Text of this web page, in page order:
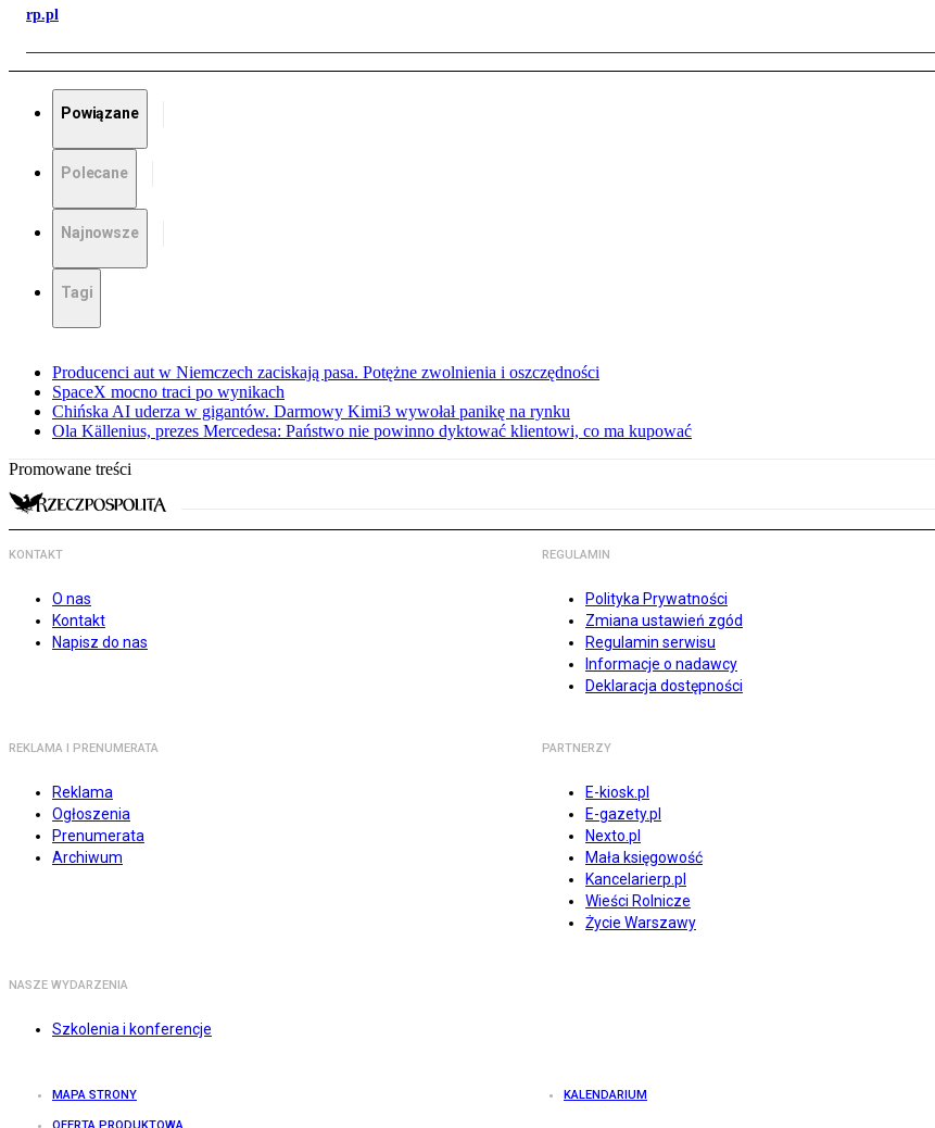
rp.pl
Powiązane
Polecane
Najnowsze
Tagi
Producenci aut w Niemczech zaciskają pasa. Potężne zwolnienia i oszczędności
SpaceX mocno traci po wynikach
Chińska AI uderza w gigantów. Darmowy Kimi3 wywołał panikę na rynku
Ola Källenius, prezes Mercedesa: Państwo nie powinno dyktować klientowi, co ma kupować
Promowane treści
KONTAKT
O nas
Kontakt
Napisz do nas
REGULAMIN
Polityka Prywatności
Zmiana ustawień zgód
Regulamin serwisu
Informacje o nadawcy
Deklaracja dostępności
REKLAMA I PRENUMERATA
Reklama
Ogłoszenia
Prenumerata
Archiwum
PARTNERZY
E-kiosk.pl
E-gazety.pl
Nexto.pl
Mała księgowość
Kancelarierp.pl
Wieści Rolnicze
Życie Warszawy
NASZE WYDARZENIA
Szkolenia i konferencje
MAPA STRONY KALENDARIUM